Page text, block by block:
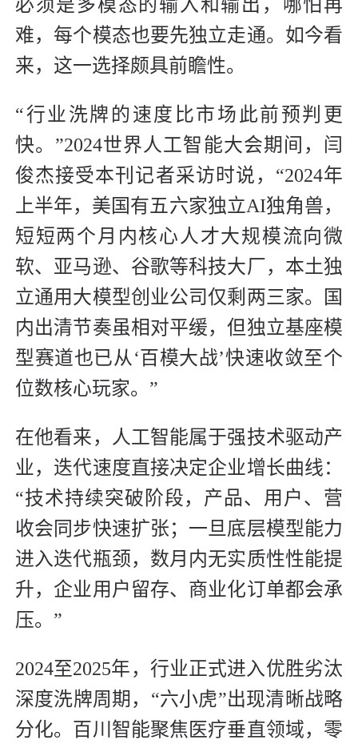
必须是多模态的输入和输出，哪怕再
难，每个模态也要先独立走通。如今看
来，这一选择颇具前瞻性。
“行业洗牌的速度比市场此前预判更
快。”2024世界人工智能大会期间，闫
俊杰接受本刊记者采访时说，“2024年
上半年，美国有五六家独立AI独角兽，
短短两个月内核心人才大规模流向微
软、亚马逊、谷歌等科技大厂，本土独
立通用大模型创业公司仅剩两三家。国
内出清节奏虽相对平缓，但独立基座模
型赛道也已从‘百模大战’快速收敛至个
位数核心玩家。”
在他看来，人工智能属于强技术驱动产
业，迭代速度直接决定企业增长曲线：
“技术持续突破阶段，产品、用户、营
收会同步快速扩张；一旦底层模型能力
进入迭代瓶颈，数月内无实质性性能提
升，企业用户留存、商业化订单都会承
压。”
2024至2025年，行业正式进入优胜劣汰
深度洗牌周期，“六小虎”出现清晰战略
分化。百川智能聚焦医疗垂直领域，零